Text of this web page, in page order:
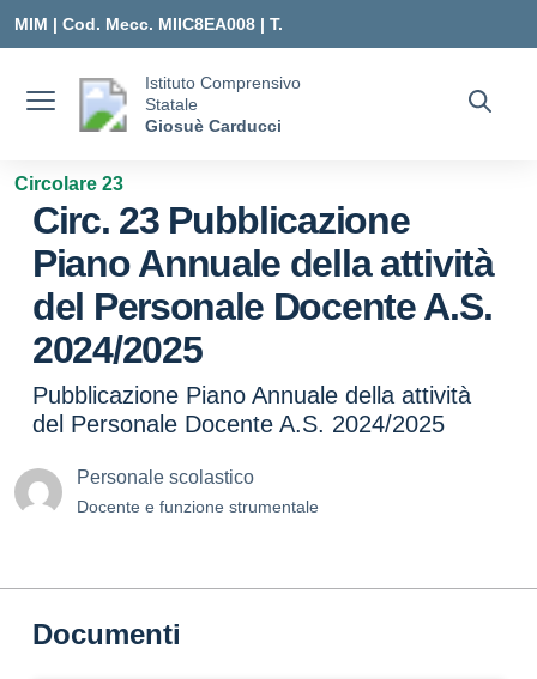
MIM | Cod. Mecc. MIIC8EA008 | T.
MIIC8EA008@ISTRUZIONE.IT
Istituto Comprensivo
Statale
Giosuè Carducci
Circolare 23
Circ. 23 Pubblicazione
Piano Annuale della attività
del Personale Docente A.S.
2024/2025
Pubblicazione Piano Annuale della attività
del Personale Docente A.S. 2024/2025
Personale scolastico
Docente e funzione strumentale
Documenti